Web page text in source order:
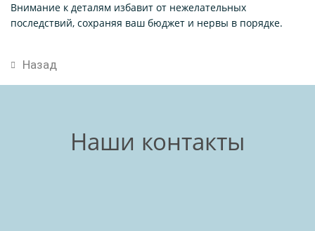
Внимание к деталям избавит от нежелательных
последствий, сохраняя ваш бюджет и нервы в порядке.
Назад
Наши контакты